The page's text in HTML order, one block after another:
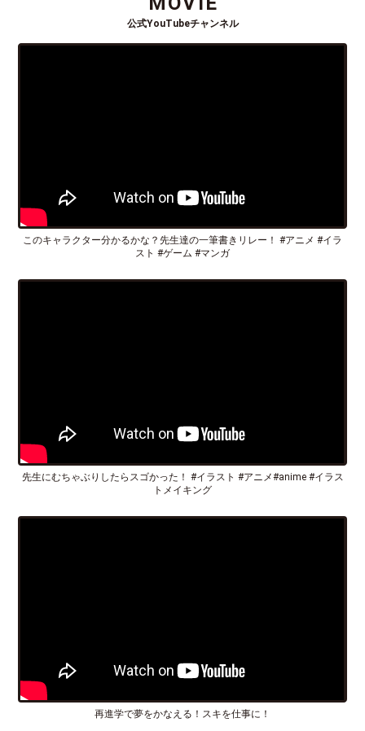
公式YouTubeチャンネル
このキャラクター分かるかな？先生達の一筆書きリレー！ #アニメ #イラ
スト #ゲーム #マンガ
先生にむちゃぶりしたらスゴかった！ #イラスト #アニメ#anime #イラス
トメイキング
再進学で夢をかなえる！スキを仕事に！